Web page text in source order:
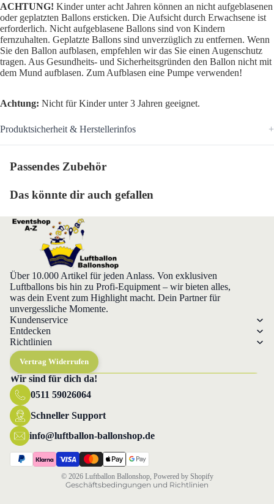
ACHTUNG! Kinder unter acht Jahren können an nicht aufgeblasenen
oder geplatzten Ballons ersticken. Die Aufsicht durch Erwachsene ist
erforderlich. Nicht aufgeblasene Ballons sind von Kindern
fernzuhalten. Geplatzte Ballons sind unverzüglich zu entfernen. Wenn
Sie den Ballon aufblasen, empfehlen wir das Sie einen Augenschutz
tragen. Aus Gesundheits- und Sicherheitsgründen den Ballon nicht mit
dem Mund aufblasen. Zum Aufblasen eine Pumpe verwenden!
Achtung: Nicht für Kinder unter 3 Jahren geeignet.
Produktsicherheit & Herstellerinfos
Passendes Zubehör
Das könnte dir auch gefallen
Über 10.000 Artikel für jeden Anlass. Von exklusiven
Luftballons bis hin zu Profi-Equipment – wir bieten alles,
was dein Event zum Highlight macht. Dein Partner für
unvergessliche Momente.
Kundenservice
Entdecken
Richtlinien
Vertrag Widerrufen
Wir sind für dich da!
0511 59026064
Schneller Support
info@luftballon-ballonshop.de
© 2026 Luftballon Ballonshop, Powered by Shopify
Geschäftsbedingungen und Richtlinien
Datenschutzerklärung
Widerrufsrecht
AGB
Versand
Impressum